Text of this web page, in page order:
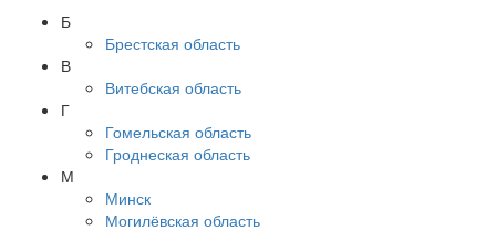
Б
Брестская область
В
Витебская область
Г
Гомельская область
Гроднеская область
М
Минск
Могилёвская область